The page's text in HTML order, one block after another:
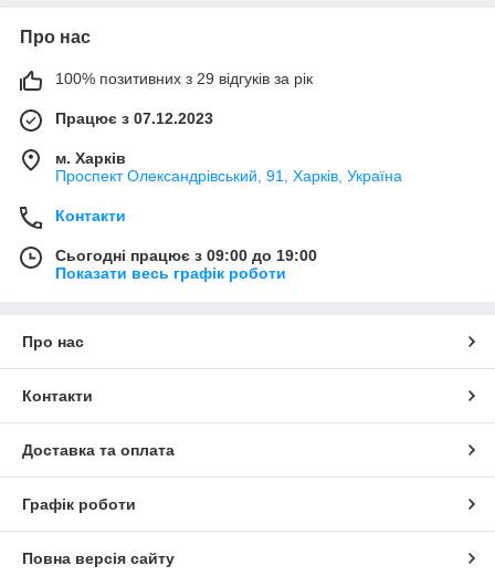
Про нас
100% позитивних з 29 відгуків за рік
Працює з 07.12.2023
м. Харків
Проспект Олександрівський, 91, Харків, Україна
Контакти
Сьогодні працює з 09:00 до 19:00
Показати весь графік роботи
Про нас
Контакти
Доставка та оплата
Графік роботи
Повна версія сайту